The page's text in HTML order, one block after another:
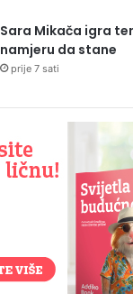
Sara Mikača igra
namjeru da stane
prije 7 sati